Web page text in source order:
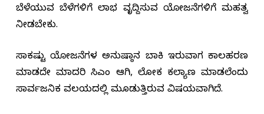
ಬೆಳೆಯುವ ಬೆಳೆಗಳಿಗೆ ಲಾಭ ವೃದ್ದಿಸುವ ಯೋಜನೆಗಳಿಗೆ ಮಹತ್ವ
ನೀಡಬೇಕು.
ಸಾಕಷ್ಟು ಯೋಜನೆಗಳ ಅನುಷ್ಠಾನ ಬಾಕಿ ಇರುವಾಗ ಕಾಲಹರಣ
ಮಾಡದೇ ಮಾದರಿ ಸಿಎಂ ಆಗಿ, ಲೋಕ ಕಲ್ಯಾಣ ಮಾಡಲೆಂದು
ಸಾರ್ವಜನಿಕ ವಲಯದಲ್ಲಿ ಮೂಡುತ್ತಿರುವ ವಿಷಯವಾಗಿದೆ.